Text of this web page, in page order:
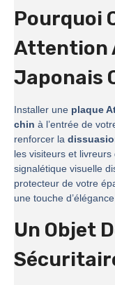
Pourquoi
Attention
Japonais
Installer une plaque
chin à l’entrée de
renforcer la
les visiteurs et livreurs
signalétique visuelle
protecteur de votre
une touche
Un Objet